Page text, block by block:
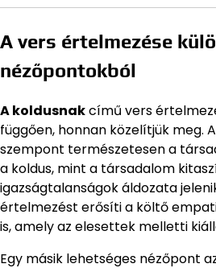
A vers értelmezése
nézőpontokból
A koldusnakcímű vers
függően, honnan közelítjük meg.
szempont természetesen a
a koldus, mint a társadalom
igazságtalanságok áldozata
értelmezést erősíti a költő
is, amely az elesettek melletti
Egy másik lehetséges nézőpont